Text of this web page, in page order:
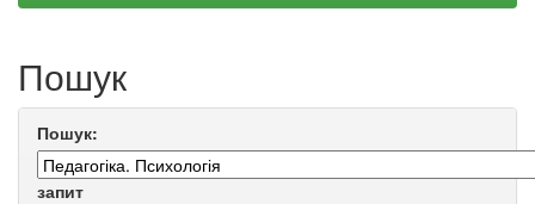
Пошук
Пошук:
запит